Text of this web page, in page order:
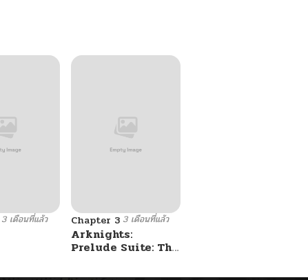
3 เดือนที่แล้ว Chapter 3 3 เดือนที่แล้ว
Arknights:
Prelude Suite: The